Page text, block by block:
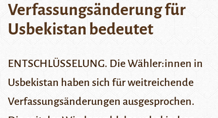
Verfassungsänderung für
Usbekistan bedeutet
ENTSCHLÜSSELUNG. Die Wähler:innen in
Usbekistan haben sich für weitreichende
Verfassungsänderungen ausgesprochen.